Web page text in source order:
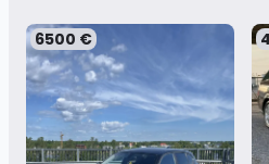
6500 €